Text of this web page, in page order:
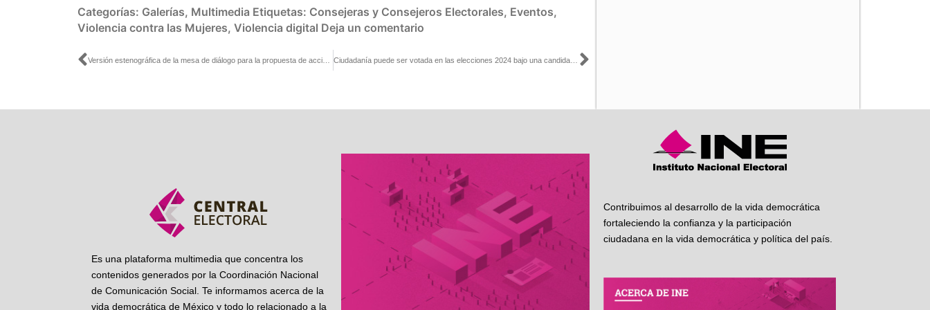
Categorías: Galerías, Multimedia Etiquetas: Consejeras y Consejeros Electorales, Eventos,
Violencia contra las Mujeres, Violencia digital Deja un comentario
Ant Siguiente
Es una plataforma multimedia que concentra los
contenidos generados por la Coordinación Nacional
de Comunicación Social. Te informamos acerca de la
vida democrática de México y todo lo relacionado a la
Contribuimos al desarrollo de la vida democrática
fortaleciendo la confianza y la participación
ciudadana en la vida democrática y política del país.